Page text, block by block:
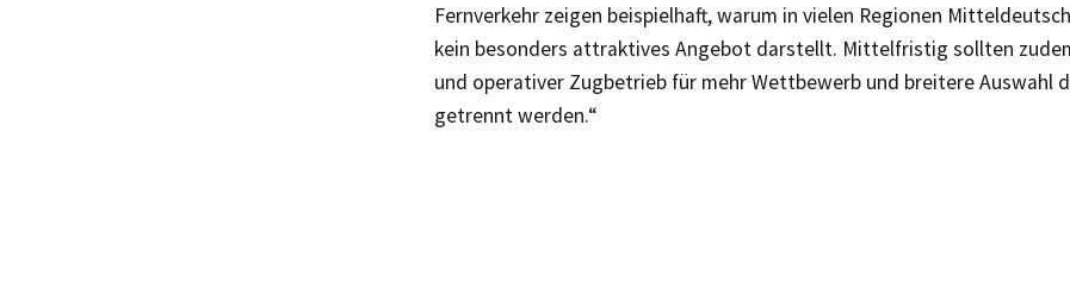
Fernverkehr zeigen beispielhaft, warum in vielen Regionen
kein besonders attraktives Angebot darstellt. Mittelfristig sollten
und operativer Zugbetrieb für mehr Wettbewerb und breitere Auswahl
getrennt werden.“